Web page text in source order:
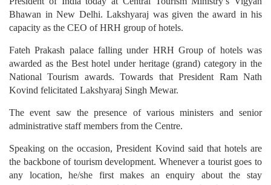
Bhawan in New Delhi. Lakshyaraj was given the award in his
capacity as the CEO of HRH group of hotels.
Fateh Prakash palace falling under HRH Group of hotels was
awarded as the Best hotel under heritage (grand) category in the
National Tourism awards. Towards that President Ram Nath
Kovind felicitated Lakshyaraj Singh Mewar.
The event saw the presence of various ministers and senior
administrative staff members from the Centre.
Speaking on the occasion, President Kovind said that hotels are
the backbone of tourism development. Whenever a tourist goes to
any location, he/she first makes an enquiry about the stay